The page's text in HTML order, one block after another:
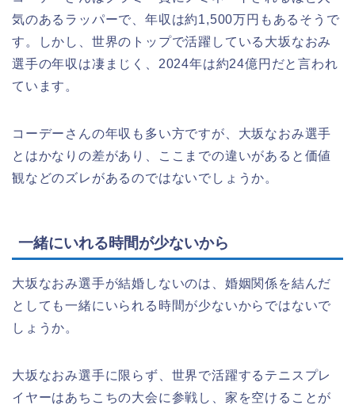
気のあるラッパーで、年収は約1,500万円もあるそうで
す。しかし、世界のトップで活躍している大坂なおみ
選手の年収は凄まじく、2024年は約24億円だと言われ
ています。
コーデーさんの年収も多い方ですが、大坂なおみ選手
とはかなりの差があり、ここまでの違いがあると価値
観などのズレがあるのではないでしょうか。
一緒にいれる時間が少ないから
大坂なおみ選手が結婚しないのは、婚姻関係を結んだ
としても一緒にいられる時間が少ないからではないで
しょうか。
大坂なおみ選手に限らず、世界で活躍するテニスプレ
イヤーはあちこちの大会に参戦し、家を空けることが